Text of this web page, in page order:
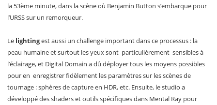
la 53ème minute, dans la scène où Benjamin Button s’embarque pour
l’URSS sur un remorqueur.
Le lightingest aussi un challenge important dans ce processus : la
peau humaine et surtout les yeux sont particulièrement sensibles à
l’éclairage, et Digital Domain a dû déployer tous les moyens possibles
pour en enregistrer fidèlement les paramètres sur les scènes de
tournage : sphères de capture en HDR, etc. Ensuite, le studio a
développé des shaders et outils spécifiques dans Mental Ray pour